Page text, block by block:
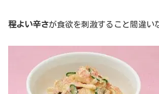
程よい辛さが食欲を刺激すること間違い